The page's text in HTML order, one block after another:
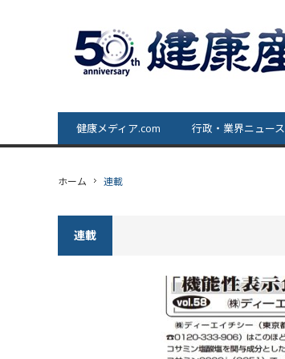
健康メディア.com 行政・業界ニュース
ホーム 連載
連載